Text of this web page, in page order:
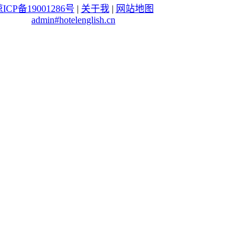
ICP备19001286号 | 关于我 | 网站地图
admin#hotelenglish.cn